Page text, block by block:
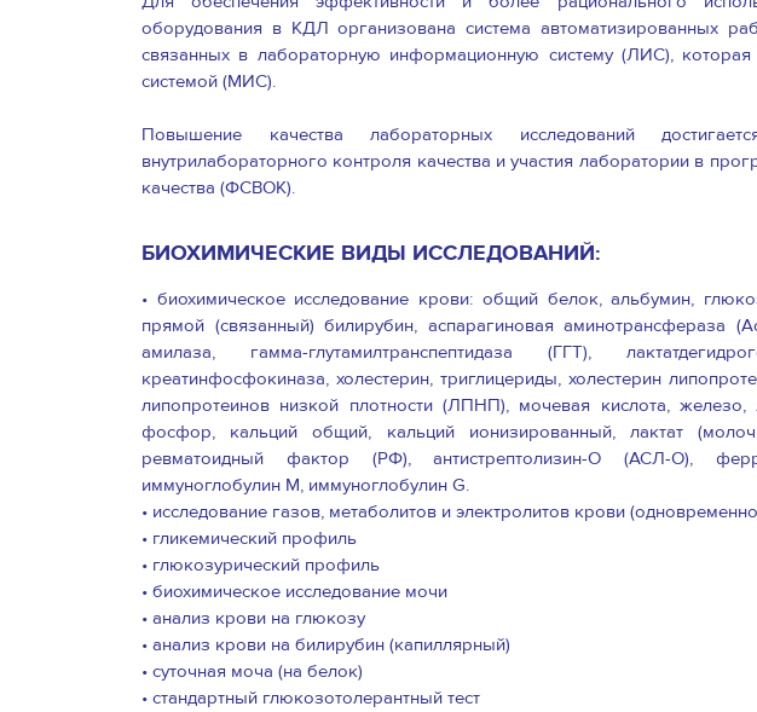
оборудования в КДЛ организована система автоматизированных
связанных в лабораторную информационную систему (ЛИС),
системой (МИС).
Повышение качества лабораторных исследований
внутрилабораторного контроля качества и участия лаборатории в
качества (ФСВОК).
БИОХИМИЧЕСКИЕ ВИДЫ ИССЛЕДОВАНИЙ:
• биохимическое исследование крови: общий белок, альбумин,
прямой (связанный) билирубин, аспарагиновая аминотрансфераза
амилаза, гамма-глутамилтранспептидаза (ГГТ),
креатинфосфокиназа, холестерин, триглицериды, холестерин
липопротеинов низкой плотности (ЛПНП), мочевая кислота,
фосфор, кальций общий, кальций ионизированный, лактат
ревматоидный фактор (РФ), антистрептолизин-О (АСЛ-О),
иммуноглобулин М, иммуноглобулин G.
• исследование газов, метаболитов и электролитов крови
• гликемический профиль
• глюкозурический профиль
• биохимическое исследование мочи
• анализ крови на глюкозу
• анализ крови на билирубин (капиллярный)
• суточная моча (на белок)
• стандартный глюкозотолерантный тест